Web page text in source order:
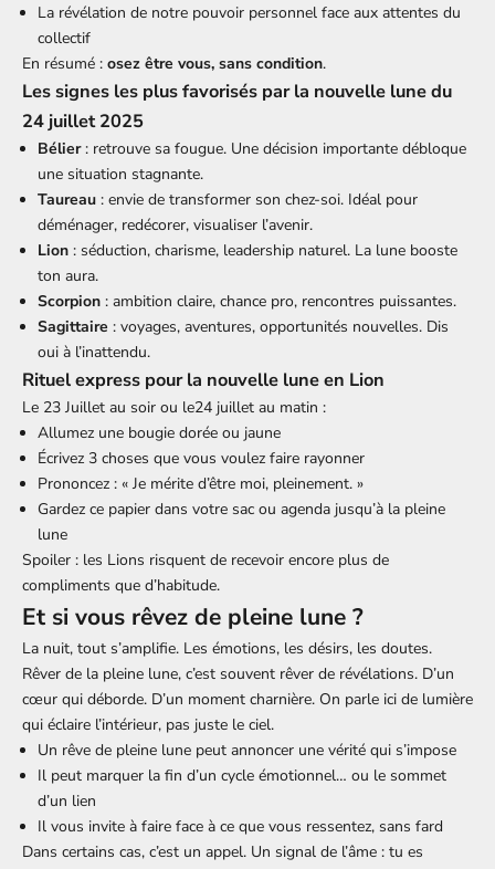
La révélation de notre pouvoir personnel face aux attentes du
collectif
En résumé : osez être vous, sans condition.
Les signes les plus favorisés par la nouvelle lune du
24 juillet 2025
Bélier: retrouve sa fougue. Une décision importante débloque
une situation stagnante.
Taureau : envie de transformer son chez-soi. Idéal pour
déménager, redécorer, visualiser l’avenir.
Lion : séduction, charisme, leadership naturel. La lune booste
ton aura.
Scorpion : ambition claire, chance pro, rencontres puissantes.
Sagittaire : voyages, aventures, opportunités nouvelles. Dis
oui à l’inattendu.
Rituel express pour la nouvelle lune en Lion
Le 23 Juillet au soir ou le24 juillet au matin :
Allumez une bougie dorée ou jaune
Écrivez 3 choses que vous voulez faire rayonner
Prononcez : « Je mérite d’être moi, pleinement. »
Gardez ce papier dans votre sac ou agenda jusqu’à la pleine
lune
Spoiler : les Lions risquent de recevoir encore plus de
compliments que d’habitude.
Et si vous rêvez de pleine lune ?
La nuit, tout s’amplifie. Les émotions, les désirs, les doutes.
Rêver de la pleine lune, c’est souvent rêver de révélations. D’un
cœur qui déborde. D’un moment charnière. On parle ici de lumière
qui éclaire l’intérieur, pas juste le ciel.
Un rêve de pleine lune peut annoncer une vérité qui s’impose
Il peut marquer la fin d’un cycle émotionnel… ou le sommet
d’un lien
Il vous invite à faire face à ce que vous ressentez, sans fard
Dans certains cas, c’est un appel. Un signal de l’âme : tu es